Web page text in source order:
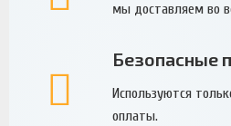
мы доставляем во
Безопасные
Используются
оплаты.